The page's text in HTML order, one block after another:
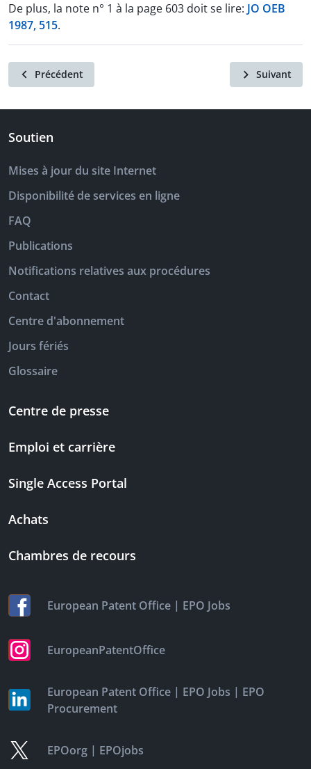
De plus, la note n° 1 à la page 603 doit se lire: JO OEB
1987, 515.
Précédent Suivant
Soutien
Mises à jour du site Internet
Disponibilité de services en ligne
FAQ
Publications
Notifications relatives aux procédures
Contact
Centre d'abonnement
Jours fériés
Glossaire
Centre de presse
Emploi et carrière
Single Access Portal
Achats
Chambres de recours
European Patent Office | EPO Jobs
EuropeanPatentOffice
European Patent Office | EPO Jobs | EPO
Procurement
EPOorg | EPOjobs